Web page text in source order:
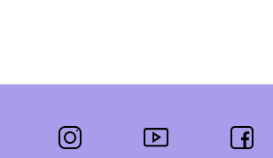
Segue-nos:
instagram youtube